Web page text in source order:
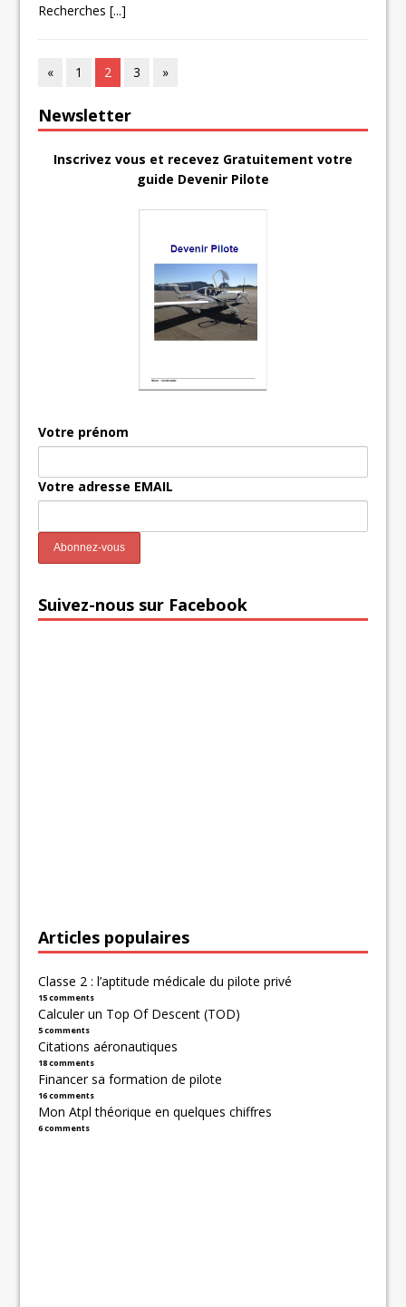
Recherches[...]
« 1 2 3 »
Newsletter
Inscrivez vous et recevez Gratuitement votre
guide Devenir Pilote
Votre prénom
Votre adresse EMAIL
Suivez-nous sur Facebook
Articles populaires
Classe 2 : l’aptitude médicale du pilote privé
15 comments
Calculer un Top Of Descent (TOD)
5 comments
Citations aéronautiques
18 comments
Financer sa formation de pilote
16 comments
Mon Atpl théorique en quelques chiffres
6 comments